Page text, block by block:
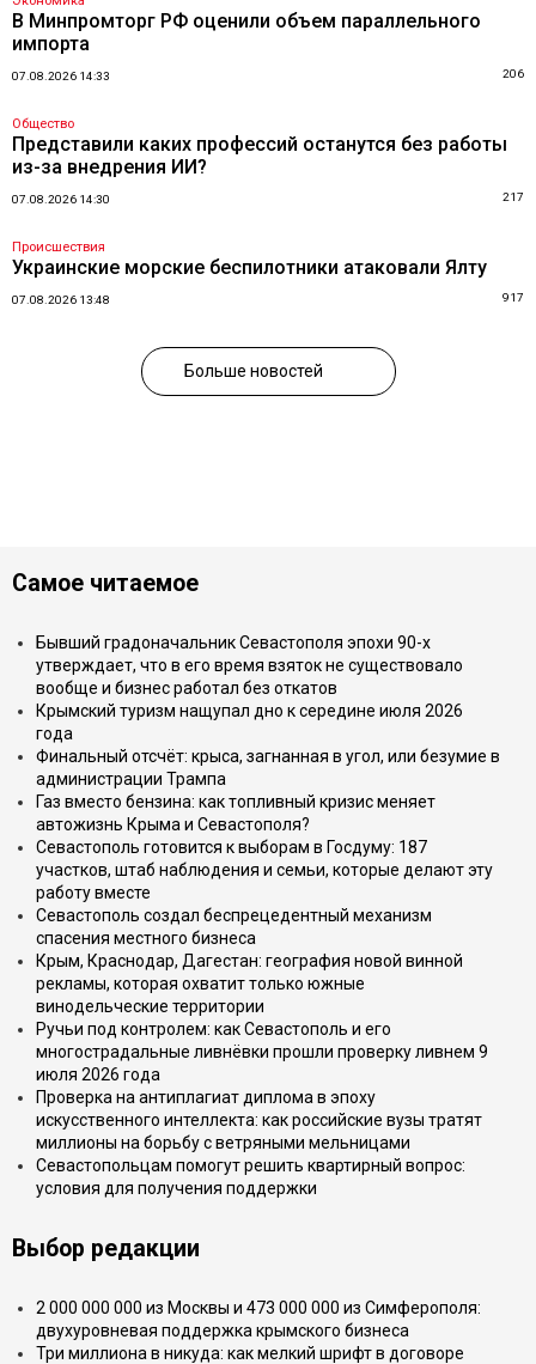
В Минпромторг РФ оценили объем параллельного
импорта
07.08.2026 14:33 206
Общество
Представили каких профессий останутся без работы
из-за внедрения ИИ?
07.08.2026 14:30 217
Происшествия
Украинские морские беспилотники атаковали Ялту
07.08.2026 13:48 917
Больше новостей
Самое читаемое
Бывший градоначальник Севастополя эпохи 90-х
утверждает, что в его время взяток не существовало
вообще и бизнес работал без откатов
Крымский туризм нащупал дно к середине июля 2026
года
Финальный отсчёт: крыса, загнанная в угол, или безумие в
администрации Трампа
Газ вместо бензина: как топливный кризис меняет
автожизнь Крыма и Севастополя?
Севастополь готовится к выборам в Госдуму: 187
участков, штаб наблюдения и семьи, которые делают эту
работу вместе
Севастополь создал беспрецедентный механизм
спасения местного бизнеса
Крым, Краснодар, Дагестан: география новой винной
рекламы, которая охватит только южные
винодельческие территории
Ручьи под контролем: как Севастополь и его
многострадальные ливнёвки прошли проверку ливнем 9
июля 2026 года
Проверка на антиплагиат диплома в эпоху
искусственного интеллекта: как российские вузы тратят
миллионы на борьбу с ветряными мельницами
Севастопольцам помогут решить квартирный вопрос:
условия для получения поддержки
Выбор редакции
2 000 000 000 из Москвы и 473 000 000 из Симферополя:
двухуровневая поддержка крымского бизнеса
Три миллиона в никуда: как мелкий шрифт в договоре